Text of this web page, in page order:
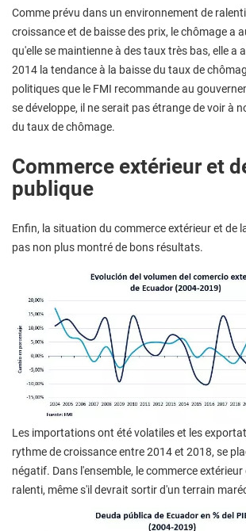
Comme prévu dans un environnement de
croissance et de baisse des prix, le chômage a
qu'elle se maintienne à des taux très bas, elle a
2014 la tendance à la baisse du taux de
politiques que le FMI recommande au
se développe, il ne serait pas étrange de voir à
du taux de chômage.
Commerce extérieur et
publique
Enfin, la situation du commerce extérieur et de
pas non plus montré de bons résultats.
Les importations ont été volatiles et les
rythme de croissance entre 2014 et 2018, se
négatif. Dans l'ensemble, le commerce extérieur
ralenti, même s'il devrait sortir d'un terrain